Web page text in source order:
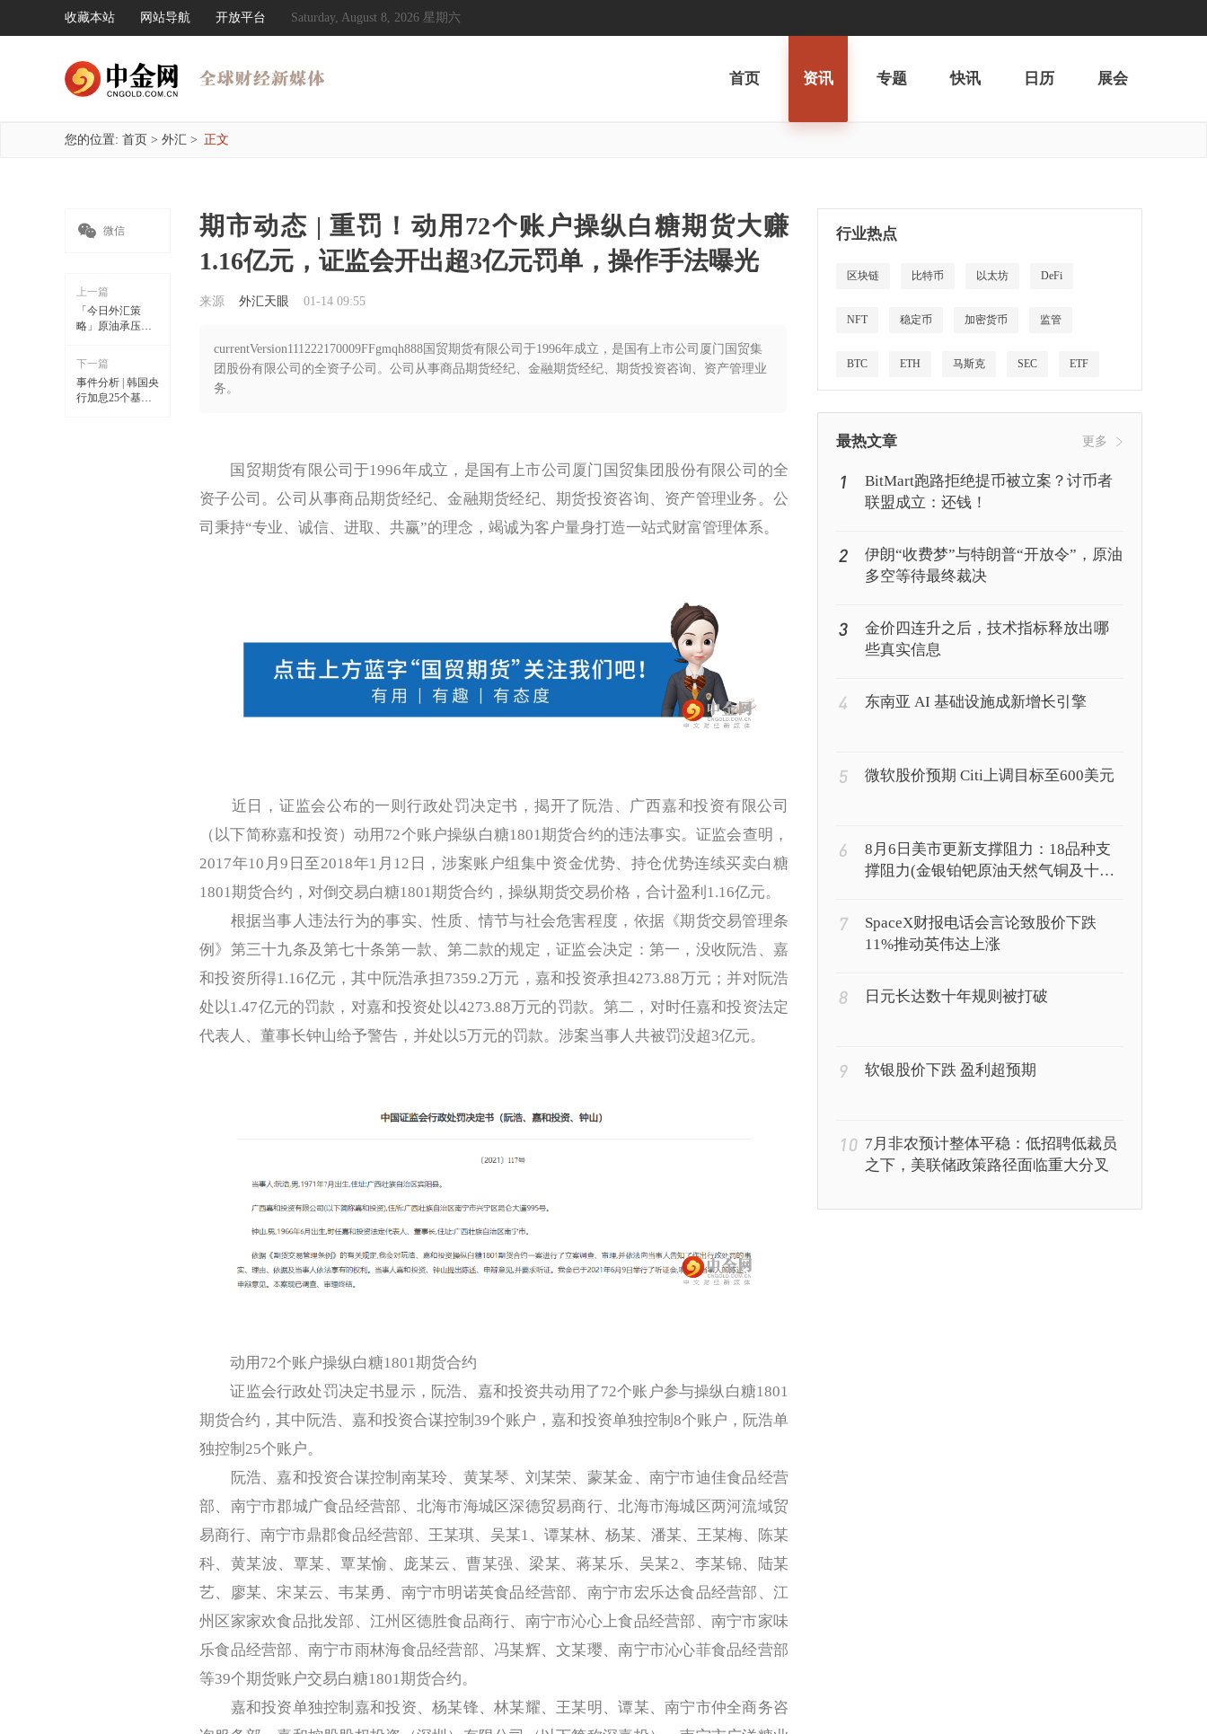
收藏本站 网站导航 开放平台 Saturday, August 8, 2026 星期六
首页 资讯 专题 快讯 日历 展会
您的位置: 首页 > 外汇 > 正文
 微信
上一篇
「今日外汇策
略」原油承压回
口
下一篇
事件分析 | 韩国央
行加息25个基点
期市动态 | 重罚！动用72个账户操纵白糖期货大赚
1.16亿元，证监会开出超3亿元罚单，操作手法曝光
来源 外汇天眼 01-14 09:55
currentVersion111222170009FFgmqh888国贸期货有限公司于1996年成立，是国有上市公司厦门国贸集
团股份有限公司的全资子公司。公司从事商品期货经纪、金融期货经纪、期货投资咨询、资产管理业
务。
国贸期货有限公司于1996年成立，是国有上市公司厦门国贸集团股份有限公司的全
资子公司。公司从事商品期货经纪、金融期货经纪、期货投资咨询、资产管理业务。公
司秉持“专业、诚信、进取、共赢”的理念，竭诚为客户量身打造一站式财富管理体系。
近日，证监会公布的一则行政处罚决定书，揭开了阮浩、广西嘉和投资有限公司
（以下简称嘉和投资）动用72个账户操纵白糖1801期货合约的违法事实。证监会查明，
2017年10月9日至2018年1月12日，涉案账户组集中资金优势、持仓优势连续买卖白糖
1801期货合约，对倒交易白糖1801期货合约，操纵期货交易价格，合计盈利1.16亿元。
根据当事人违法行为的事实、性质、情节与社会危害程度，依据《期货交易管理条
例》第三十九条及第七十条第一款、第二款的规定，证监会决定：第一，没收阮浩、嘉
和投资所得1.16亿元，其中阮浩承担7359.2万元，嘉和投资承担4273.88万元；并对阮浩
处以1.47亿元的罚款，对嘉和投资处以4273.88万元的罚款。第二，对时任嘉和投资法定
代表人、董事长钟山给予警告，并处以5万元的罚款。涉案当事人共被罚没超3亿元。
动用72个账户操纵白糖1801期货合约
证监会行政处罚决定书显示，阮浩、嘉和投资共动用了72个账户参与操纵白糖1801
期货合约，其中阮浩、嘉和投资合谋控制39个账户，嘉和投资单独控制8个账户，阮浩单
独控制25个账户。
阮浩、嘉和投资合谋控制南某玲、黄某琴、刘某荣、蒙某金、南宁市迪佳食品经营
部、南宁市郡城广食品经营部、北海市海城区深德贸易商行、北海市海城区两河流域贸
易商行、南宁市鼎郡食品经营部、王某琪、吴某1、谭某林、杨某、潘某、王某梅、陈某
科、黄某波、覃某、覃某愉、庞某云、曹某强、梁某、蒋某乐、吴某2、李某锦、陆某
艺、廖某、宋某云、韦某勇、南宁市明诺英食品经营部、南宁市宏乐达食品经营部、江
州区家家欢食品批发部、江州区德胜食品商行、南宁市沁心上食品经营部、南宁市家味
乐食品经营部、南宁市雨林海食品经营部、冯某辉、文某璎、南宁市沁心菲食品经营部
等39个期货账户交易白糖1801期货合约。
嘉和投资单独控制嘉和投资、杨某锋、林某耀、王某明、谭某、南宁市仲全商务咨
行业热点
区块链 比特币 以太坊 DeFi
NFT 稳定币 加密货币 监管
BTC ETH 马斯克 SEC ETF
最热文章 更多
1
BitMart跑路拒绝提币被立案？讨币者
联盟成立：还钱！
2
伊朗“收费梦”与特朗普“开放令”，原油
多空等待最终裁决
3
金价四连升之后，技术指标释放出哪
些真实信息
4 东南亚 AI 基础设施成新增长引擎
5 微软股价预期 Citi上调目标至600美元
6
8月6日美市更新支撑阻力：18品种支
撑阻力(金银铂钯原油天然气铜及十大
7
SpaceX财报电话会言论致股价下跌
11%推动英伟达上涨
8 日元长达数十年规则被打破
9 软银股价下跌 盈利超预期
10 7月非农预计整体平稳：低招聘低裁员
之下，美联储政策路径面临重大分叉